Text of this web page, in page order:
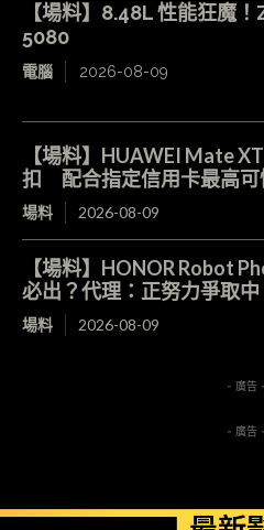
【場料】8.48L 性能狂魔
5080
電腦 2026-08-09
【場料】HUAWEI Mate
扣 配合指定信用卡最高可
場料 2026-08-09
【場料】HONOR Robot
必出？代理：正努力爭取中
場料 2026-08-09
- 廣告 -
- 廣告 -